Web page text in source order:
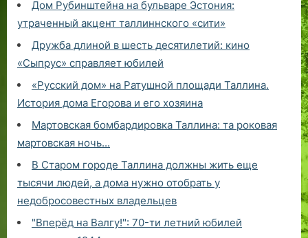
Дом Рубинштейна на бульваре Эстония:
утраченный акцент таллиннского «сити»
Дружба длиной в шесть десятилетий: кино
«Сыпрус» справляет юбилей
«Русский дом» на Ратушной площади Таллина.
История дома Егорова и его хозяина
Мартовская бомбардировка Таллина: та роковая
мартовская ночь...
В Старом городе Таллина должны жить еще
тысячи людей, а дома нужно отобрать у
недобросовестных владельцев
"Вперёд на Валгу!": 70-ти летний юбилей